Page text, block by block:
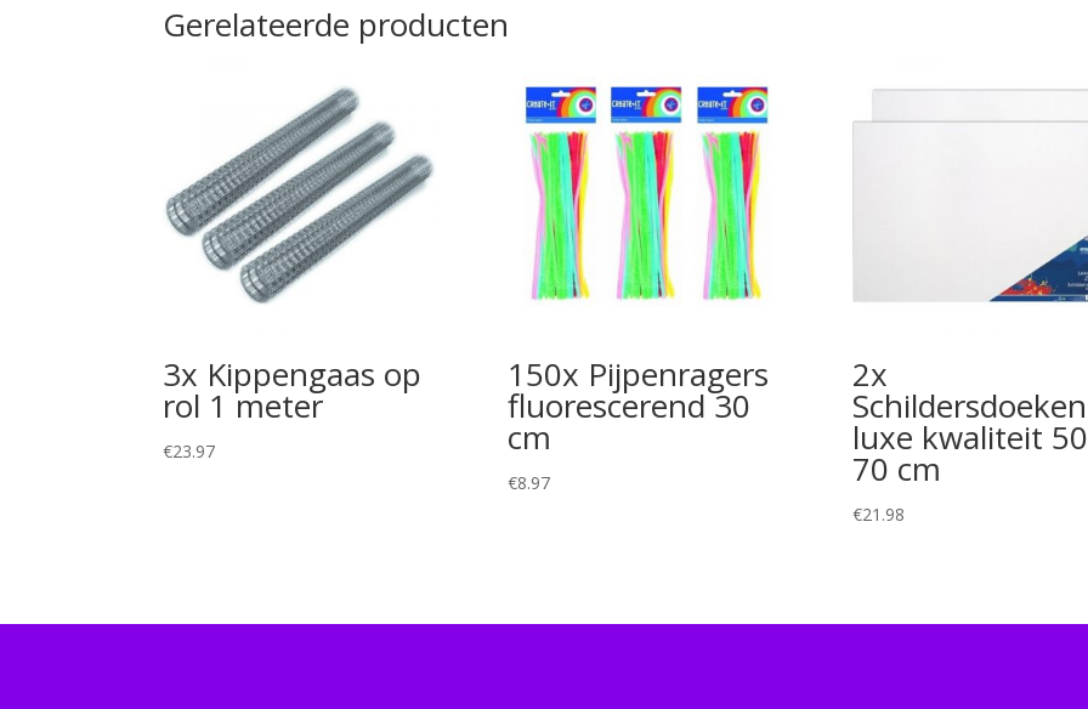
Gerelateerde producten
3x Kippengaas op
rol 1 meter
€23.97
150x Pijpenragers
fluorescerend 30
cm
€8.97
2x
Schildersdoeken
luxe kwaliteit
70 cm
€21.98